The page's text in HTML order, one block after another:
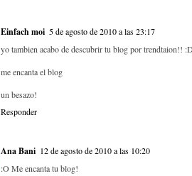
Einfach moi 5 de agosto de 2010 a las 23:17
yo tambien acabo de descubrir tu blog por trendtaion!! :D
me encanta el blog
un besazo!
Responder
Ana Bani 12 de agosto de 2010 a las 10:20
:O Me encanta tu blog!